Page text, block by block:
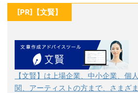
[PR]【文賢】
【文賢】は上場企業、中小企業、個
関、アーティストの方まで、さまざ